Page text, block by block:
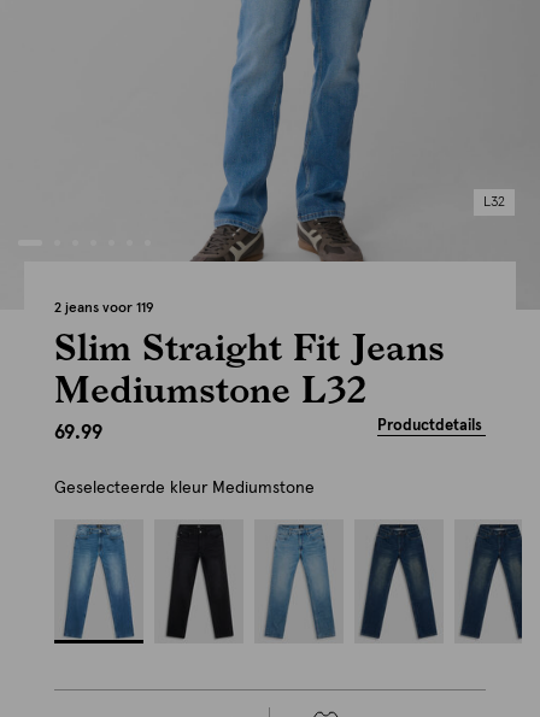
L32
2 jeans voor 119
Slim Straight Fit Jeans
Mediumstone L32
69.99 Productdetails
Geselecteerde kleur Mediumstone